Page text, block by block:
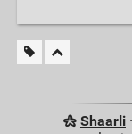
Shaarli